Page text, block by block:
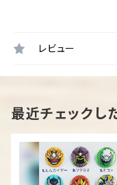
レビュー
最近チェックし